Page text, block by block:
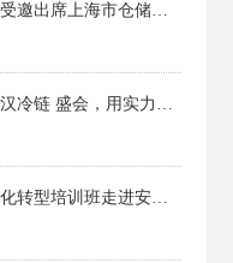
邀出席上海市仓储与
冷链 盛会，用实力诠
转型培训班走进安徽